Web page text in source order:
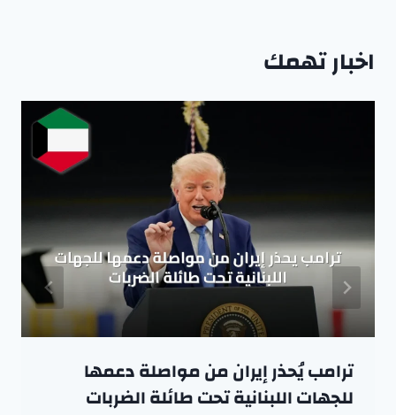
اخبار تهمك
ترامب يُحذر إيران من مواصلة دعمها
للجهات اللبنانية تحت طائلة الضربات